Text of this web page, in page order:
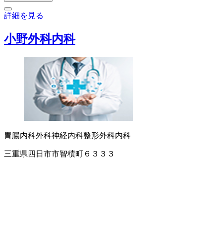
詳細を見る
小野外科内科
胃腸内科外科神経内科整形外科内科
三重県四日市市智積町６３３３